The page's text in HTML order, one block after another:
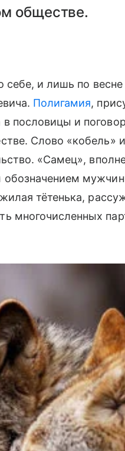
обществе.
себе, и лишь по
Полигамия,
пословицы и
Слово «кобель»
«Самец»,
тётенька,
многочисленных